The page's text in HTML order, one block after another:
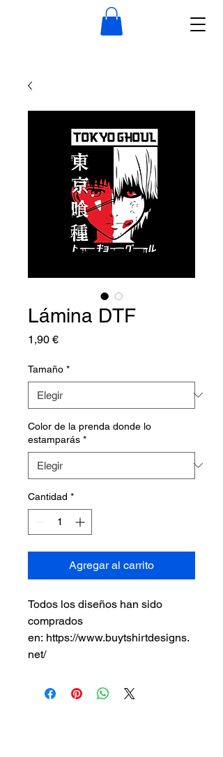
Lámina DTF
1,90 €Precio
Tamaño *
Color de la prenda donde lo
estamparás *
Cantidad *
Agregar al carrito
Todos los diseños han sido
comprados
en: https://www.buytshirtdesigns.
net/